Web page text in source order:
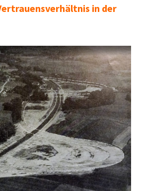
in der